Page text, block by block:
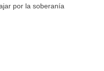
por la soberanía